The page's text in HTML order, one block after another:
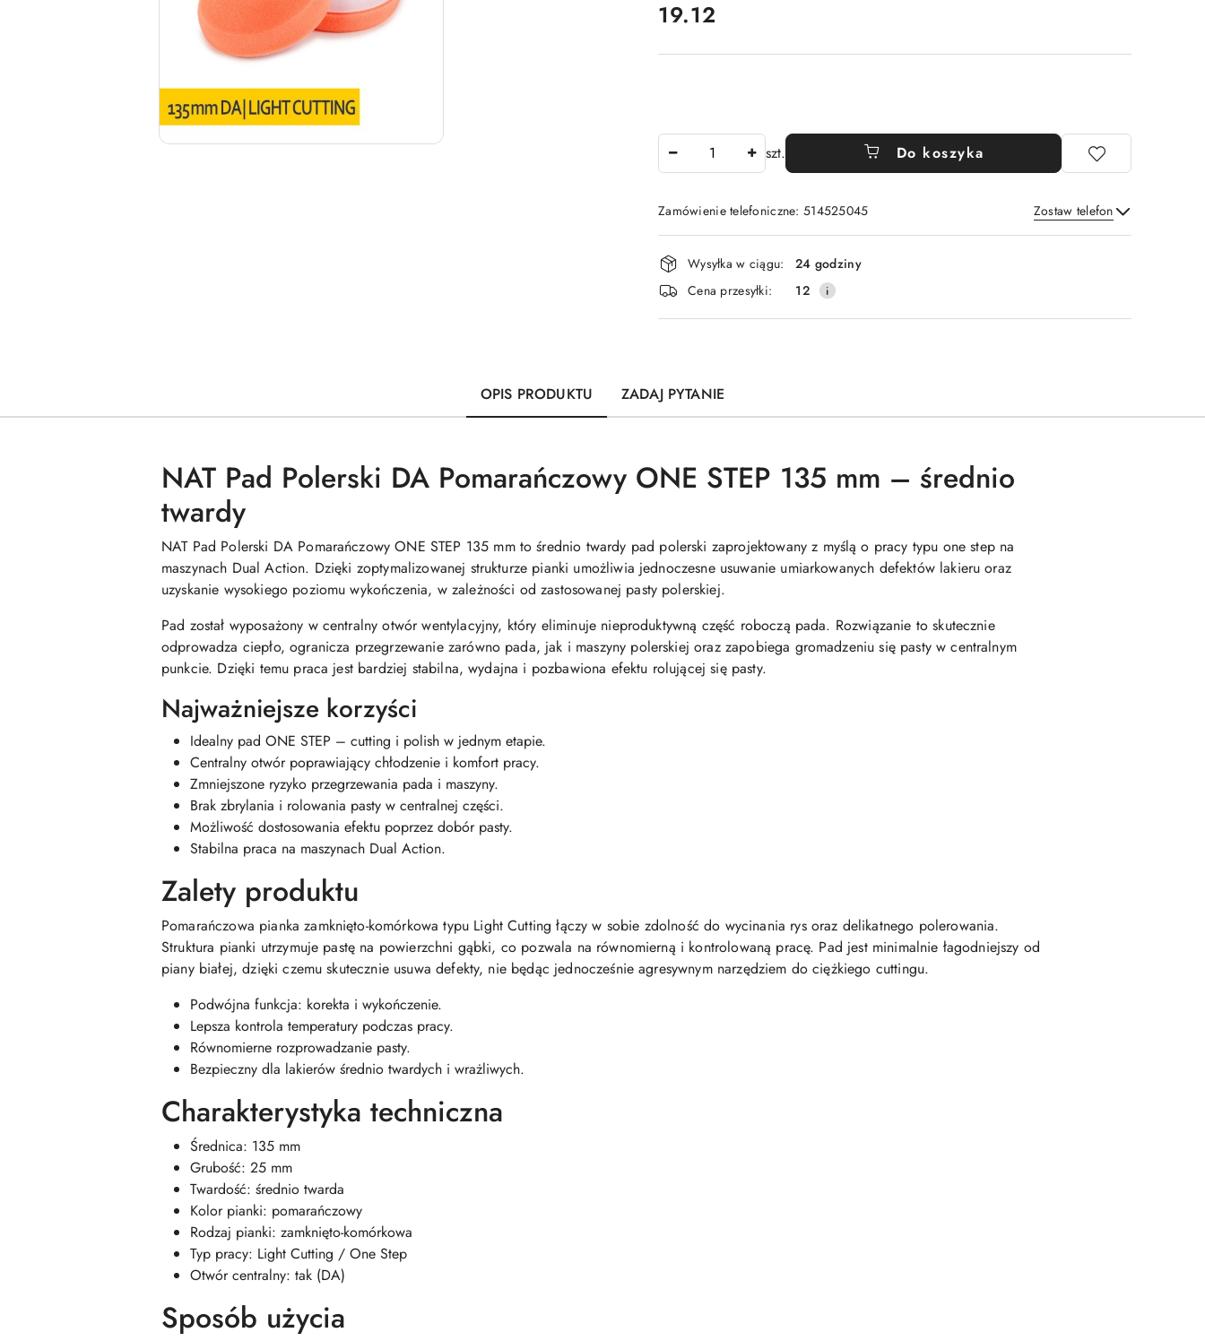
cena:
19.12
szt. Do koszyka
Zamówienie telefoniczne: 514525045 Zostaw telefon
Wyślij
Dostępność
i
dostawa
Wysyłka w ciągu:
24 godziny
Cena przesyłki:
12
OPIS PRODUKTU ZADAJ PYTANIE
NAT Pad Polerski DA Pomarańczowy ONE STEP 135 mm – średnio
twardy
NAT Pad Polerski DA Pomarańczowy ONE STEP 135 mm to średnio twardy pad polerski zaprojektowany z myślą o pracy typu one step na
maszynach Dual Action. Dzięki zoptymalizowanej strukturze pianki umożliwia jednoczesne usuwanie umiarkowanych defektów lakieru oraz
uzyskanie wysokiego poziomu wykończenia, w zależności od zastosowanej pasty polerskiej.
Pad został wyposażony w centralny otwór wentylacyjny, który eliminuje nieproduktywną część roboczą pada. Rozwiązanie to skutecznie
odprowadza ciepło, ogranicza przegrzewanie zarówno pada, jak i maszyny polerskiej oraz zapobiega gromadzeniu się pasty w centralnym
punkcie. Dzięki temu praca jest bardziej stabilna, wydajna i pozbawiona efektu rolującej się pasty.
Najważniejsze korzyści
Idealny pad ONE STEP – cutting i polish w jednym etapie.
Centralny otwór poprawiający chłodzenie i komfort pracy.
Zmniejszone ryzyko przegrzewania pada i maszyny.
Brak zbrylania i rolowania pasty w centralnej części.
Możliwość dostosowania efektu poprzez dobór pasty.
Stabilna praca na maszynach Dual Action.
Zalety produktu
Pomarańczowa pianka zamknięto-komórkowa typu Light Cutting łączy w sobie zdolność do wycinania rys oraz delikatnego polerowania.
Struktura pianki utrzymuje pastę na powierzchni gąbki, co pozwala na równomierną i kontrolowaną pracę. Pad jest minimalnie łagodniejszy od
piany białej, dzięki czemu skutecznie usuwa defekty, nie będąc jednocześnie agresywnym narzędziem do ciężkiego cuttingu.
Podwójna funkcja: korekta i wykończenie.
Lepsza kontrola temperatury podczas pracy.
Równomierne rozprowadzanie pasty.
Bezpieczny dla lakierów średnio twardych i wrażliwych.
Charakterystyka techniczna
Średnica: 135 mm
Grubość: 25 mm
Twardość: średnio twarda
Kolor pianki: pomarańczowy
Rodzaj pianki: zamknięto-komórkowa
Typ pracy: Light Cutting / One Step
Otwór centralny: tak (DA)
Sposób użycia